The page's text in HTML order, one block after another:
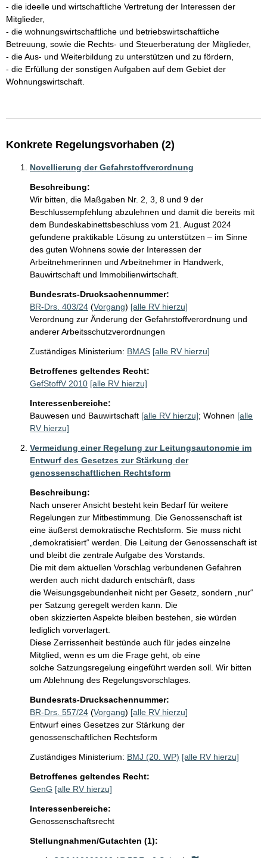
- die ideelle und wirtschaftliche Vertretung der Interessen der
Mitglieder,
- die wohnungswirtschaftliche und betriebswirtschaftliche
Betreuung, sowie die Rechts- und Steuerberatung der Mitglieder,
- die Aus- und Weiterbildung zu unterstützen und zu fördern,
- die Erfüllung der sonstigen Aufgaben auf dem Gebiet der
Wohnungswirtschaft.
Konkrete Regelungsvorhaben (2)
Novellierung der Gefahrstoffverordnung
Beschreibung:
Wir bitten, die Maßgaben Nr. 2, 3, 8 und 9 der
Beschlussempfehlung abzulehnen und damit die bereits mit
dem Bundeskabinettsbeschluss vom 21. August 2024
gefundene praktikable Lösung zu unterstützen – im Sinne
des guten Wohnens sowie der Interessen der
Arbeitnehmerinnen und Arbeitnehmer in Handwerk,
Bauwirtschaft und Immobilienwirtschaft.
Bundesrats-Drucksachennummer:
BR-Drs. 403/24 (Vorgang) [alle RV hierzu]
Verordnung zur Änderung der Gefahrstoffverordnung und
anderer Arbeitsschutzverordnungen
Zuständiges Ministerium: BMAS [alle RV hierzu]
Betroffenes geltendes Recht:
GefStoffV 2010 [alle RV hierzu]
Interessenbereiche:
Bauwesen und Bauwirtschaft [alle RV hierzu]; Wohnen [alle
RV hierzu]
Vermeidung einer Regelung zur Leitungsautonomie im
Entwurf des Gesetzes zur Stärkung der
genossenschaftlichen Rechtsform
Beschreibung:
Nach unserer Ansicht besteht kein Bedarf für weitere
Regelungen zur Mitbestimmung. Die Genossenschaft ist
eine äußerst demokratische Rechtsform. Sie muss nicht
„demokratisiert“ werden. Die Leitung der Genossenschaft ist
und bleibt die zentrale Aufgabe des Vorstands.
Die mit dem aktuellen Vorschlag verbundenen Gefahren
werden auch nicht dadurch entschärft, dass
die Weisungsgebundenheit nicht per Gesetz, sondern „nur“
per Satzung geregelt werden kann. Die
oben skizzierten Aspekte bleiben bestehen, sie würden
lediglich vorverlagert.
Diese Zerrissenheit bestünde auch für jedes einzelne
Mitglied, wenn es um die Frage geht, ob eine
solche Satzungsregelung eingeführt werden soll. Wir bitten
um Ablehnung des Regelungsvorschlages.
Bundesrats-Drucksachennummer:
BR-Drs. 557/24 (Vorgang) [alle RV hierzu]
Entwurf eines Gesetzes zur Stärkung der
genossenschaftlichen Rechtsform
Zuständiges Ministerium: BMJ (20. WP) [alle RV hierzu]
Betroffenes geltendes Recht:
GenG [alle RV hierzu]
Interessenbereiche:
Genossenschaftsrecht
Stellungnahmen/Gutachten (1):